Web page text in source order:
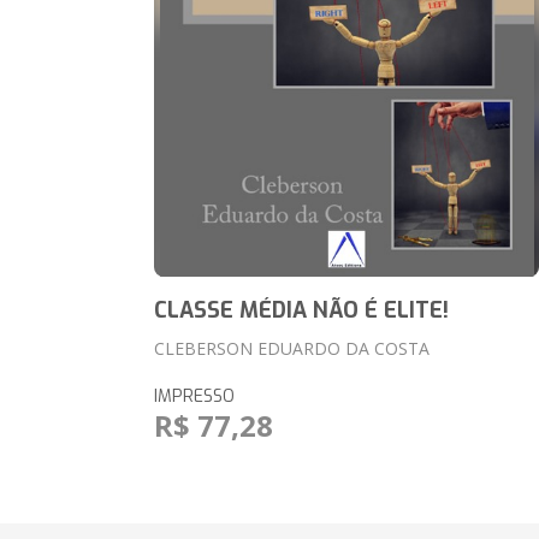
CLASSE MÉDIA NÃO É ELITE!
CLEBERSON EDUARDO DA COSTA
IMPRESSO
R$ 77,28